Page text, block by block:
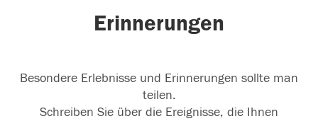
Erinnerungen
Besondere Erlebnisse und Erinnerungen sollte man
teilen.
Schreiben Sie über die Ereignisse, die Ihnen